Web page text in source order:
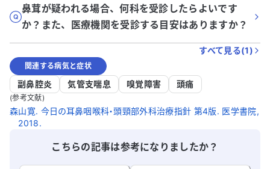
鼻茸が疑われる場合、何科を受診したらよいです
か？また、医療機関を受診する目安はありますか？
すべて見る(1)
関連する病気と症状
副鼻腔炎 気管支喘息 嗅覚障害 頭痛
(参考文献)
森山寛. 今日の耳鼻咽喉科・頭頸部外科治療指針 第4版. 医学書院,
2018.
こちらの記事は参考になりましたか？